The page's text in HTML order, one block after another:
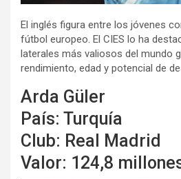
El inglés figura entre los jóvenes
fútbol europeo. El CIES lo ha
laterales más valiosos del mundo
rendimiento, edad y potencial de
Arda Güler
País: Turquía
Club: Real Madrid
Valor: 124,8